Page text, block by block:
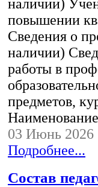
наличии)
повышении
Сведения о
наличии)
работы в
предметов,
03 Июнь 2026
Подробнее...
Состав